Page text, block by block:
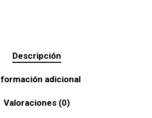
Descripción
adicional
Valoraciones (0)